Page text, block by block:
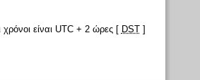
χρόνοι είναι UTC + 2 ώρες [ DST]